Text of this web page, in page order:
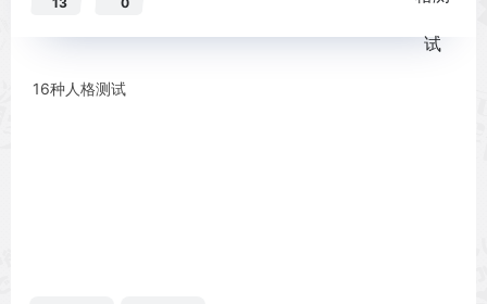
16种人格测试